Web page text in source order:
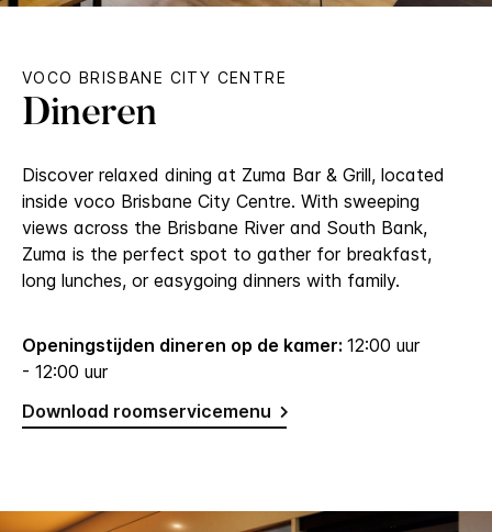
VOCO BRISBANE CITY CENTRE
Dineren
Discover relaxed dining at Zuma Bar & Grill, located
inside voco Brisbane City Centre. With sweeping
views across the Brisbane River and South Bank,
Zuma is the perfect spot to gather for breakfast,
long lunches, or easygoing dinners with family.
Openingstijden dineren op de kamer: 12:00 uur
- 12:00 uur
Download roomservicemenu